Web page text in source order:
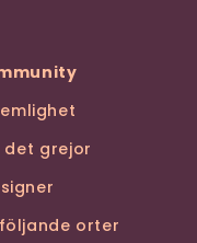
det grejor
orter